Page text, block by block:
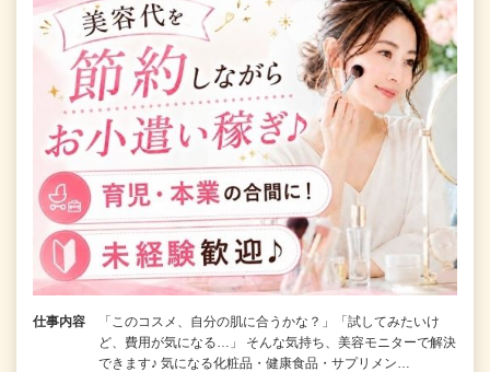
仕事内容
「このコスメ、自分の肌に合うかな？」「試してみたいけ
ど、費用が気になる…」 そんな気持ち、美容モニターで解決
できます♪ 気になる化粧品・健康食品・サプリメン…